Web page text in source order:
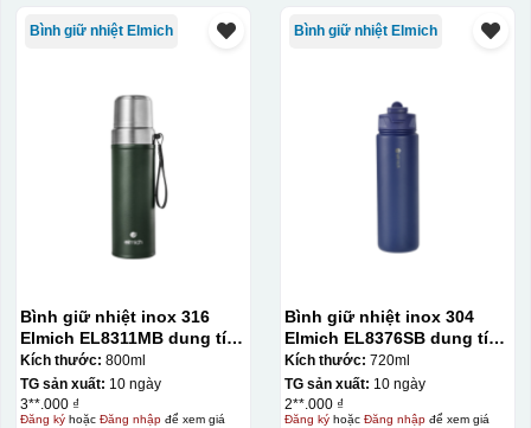
Kiểu in:
Dập chìm
Bình giữ nhiệt Elmich
Bình giữ nhiệt inox 316
Elmich EL8311MB dung tích
800ml
Kích thước: 800ml
TG sản xuất: 10 ngày
3**.000 ₫
Đăng kýhoặc Đăng nhậpđể xem giá
Bình giữ nhiệt Elmich
Bình giữ nhiệt inox 304
Elmich EL8376SB dung tích
720ml
Kích thước: 720ml
TG sản xuất: 10 ngày
2**.000 ₫
Đăng kýhoặc Đăng nhậpđể xem giá